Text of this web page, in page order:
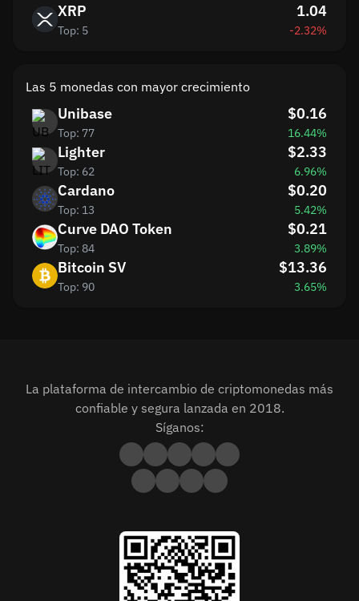
XRP
Top: 5
1.04
-2.32%
Las 5 monedas con mayor crecimiento
Unibase
Top: 77
$0.16
16.44%
Lighter
Top: 62
$2.33
6.96%
Cardano
Top: 13
$0.20
5.42%
Curve DAO Token
Top: 84
$0.21
3.89%
Bitcoin SV
Top: 90
$13.36
3.65%
La plataforma de intercambio de criptomonedas más
confiable y segura lanzada en 2018.
Síganos: